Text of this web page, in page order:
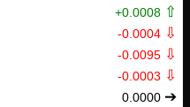
+0.0008 ⇧
-0.0004 ⇩
-0.0095 ⇩
-0.0003 ⇩
0.0000 ➔